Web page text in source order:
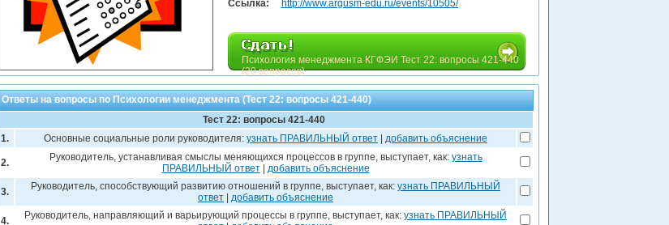
Ссылка:
http://www.argusm-edu.ru/events/10505/
Психология менеджмента КГФЭИ Тест 22: вопросы 421-440
(20 вопросов)
Ответы на вопросы по Психологии менеджмента (Тест 22: вопросы 421-440)
Тест 22: вопросы 421-440
1.
Основные социальные роли руководителя: узнать ПРАВИЛЬНЫЙ ответ добавить объяснение
2. Руководитель, устанавливая смыслы меняющихся процессов в группе, выступает, как: узнать
ПРАВИЛЬНЫЙ ответ| добавить объяснение
3. Руководитель, способствующий развитию отношений в группе, выступает, как: узнать ПРАВИЛЬНЫЙ
ответ
добавить объяснение
4. Руководитель, направляющий и варьирующий процессы в группе, выступает, как: узнать ПРАВИЛЬНЫЙ